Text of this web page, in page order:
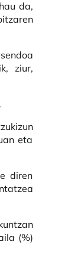
da,
ziur,
eta
diren
(%)